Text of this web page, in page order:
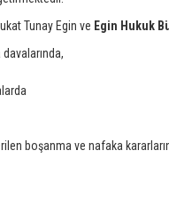
Tunay Egin ve Egin Hukuk
boşanma ve nafaka